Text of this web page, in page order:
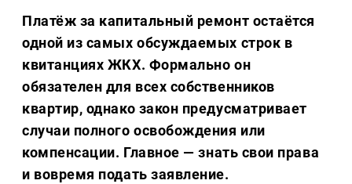
Платёж за капитальный ремонт остаётся
одной из самых обсуждаемых строк в
квитанциях ЖКХ. Формально он
обязателен для всех собственников
квартир, однако закон предусматривает
случаи полного освобождения или
компенсации. Главное — знать свои права
и вовремя подать заявление.